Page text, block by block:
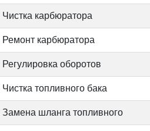
Чистка карбюратора
Ремонт карбюратора
Регулировка оборотов
Чистка топливного бака
Замена шланга топливного